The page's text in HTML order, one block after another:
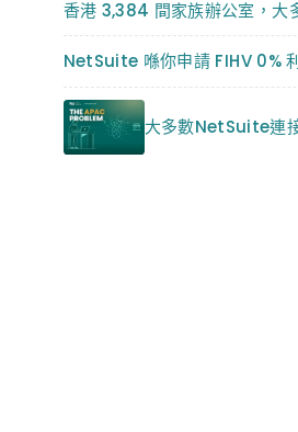
香港 3,384 間家族辦公室，大
NetSuite 喺你申請 FIHV 0%
大多數NetSuite連